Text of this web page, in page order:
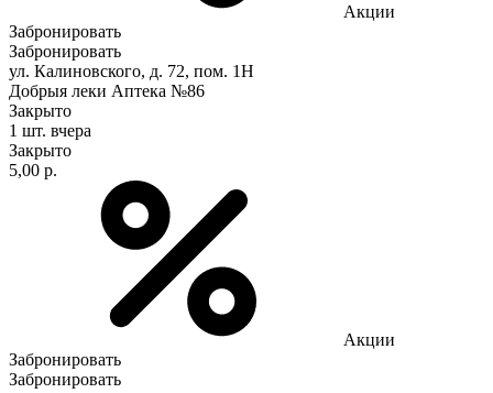
Акции
Забронировать
Забронировать
ул. Калиновского, д. 72, пом. 1Н
Добрыя леки Аптека №86
Закрыто
1 шт. вчера
Закрыто
5,00 р.
Акции
Забронировать
Забронировать